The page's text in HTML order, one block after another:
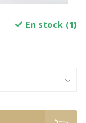
En stock (1)